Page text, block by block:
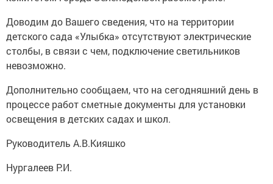
Доводим до Вашего сведения, что на территории
детского сада «Улыбка» отсутствуют электрические
столбы, в связи с чем, подключение светильников
невозможно.
Дополнительно сообщаем, что на сегодняшний день в
процессе работ сметные документы для установки
освещения в детских садах и школ.
Руководитель А.В.Кияшко
Нургалеев Р.И.